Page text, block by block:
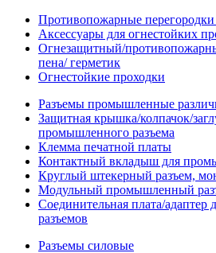
Противопожарные
Аксессуары для огнестойких
Огнезащитный/
пена/ герметик
Огнестойкие проходки
Разъемы промышленные
Защитная крышка/колпачок/
промышленного разъема
Клемма печатной платы
Контактный вкладыш для
Круглый штекерный разъем,
Модульный промышленный
Соединительная плата/
разъемов
Разъемы силовые